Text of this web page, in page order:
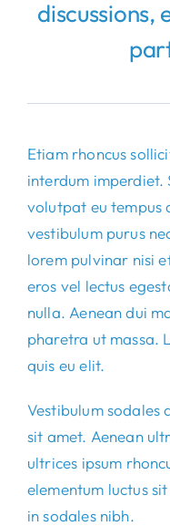
discussions,
Etiam rhoncus
interdum imperdiet.
volutpat eu tempus
vestibulum purus
lorem pulvinar nisi
eros vel lectus
nulla. Aenean dui
pharetra ut massa.
quis eu elit.
Vestibulum sodales
sit amet. Aenean
ultrices ipsum
elementum luctus
in sodales nibh.